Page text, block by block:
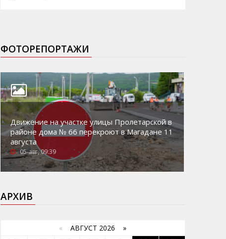
ФОТОРЕПОРТАЖИ
Движение на участке улицы Пролетарской в
районе дома № 66 перекроют в Магадане 11
августа
05-авг, 09:39
АРХИВ
« АВГУСТ 2026 »